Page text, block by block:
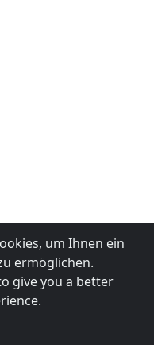
um Ihnen ein
ermöglichen.
give you a better